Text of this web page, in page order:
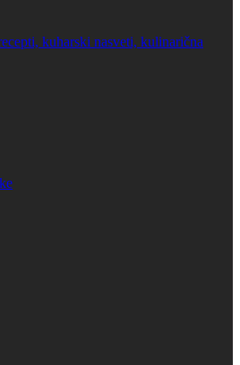
kuharski nasveti, kulinarična